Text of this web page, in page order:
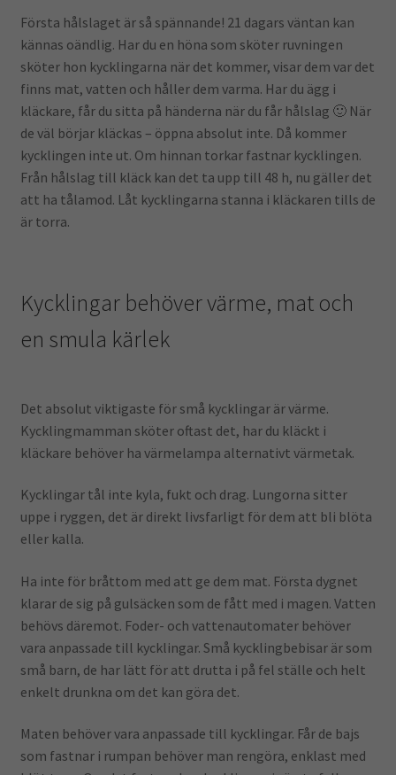
Första hålslaget är så spännande! 21 dagars väntan kan
kännas oändlig. Har du en höna som sköter ruvningen
sköter hon kycklingarna när det kommer, visar dem var det
finns mat, vatten och håller dem varma. Har du ägg i
kläckare, får du sitta på händerna när du får hålslag 🙂 När
de väl börjar kläckas – öppna absolut inte. Då kommer
kycklingen inte ut. Om hinnan torkar fastnar kycklingen.
Från hålslag till kläck kan det ta upp till 48 h, nu gäller det
att ha tålamod. Låt kycklingarna stanna i kläckaren tills de
är torra.
Kycklingar behöver värme, mat och
en smula kärlek
Det absolut viktigaste för små kycklingar är värme.
Kycklingmamman sköter oftast det, har du kläckt i
kläckare behöver ha värmelampa alternativt värmetak.
Kycklingar tål inte kyla, fukt och drag. Lungorna sitter
uppe i ryggen, det är direkt livsfarligt för dem att bli blöta
eller kalla.
Ha inte för bråttom med att ge dem mat. Första dygnet
klarar de sig på gulsäcken som de fått med i magen. Vatten
behövs däremot. Foder- och vattenautomater behöver
vara anpassade till kycklingar. Små kycklingbebisar är som
små barn, de har lätt för att drutta i på fel ställe och helt
enkelt drunkna om det kan göra det.
Maten behöver vara anpassade till kycklingar. Får de bajs
som fastnar i rumpan behöver man rengöra, enklast med